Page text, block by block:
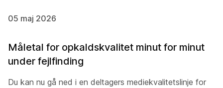
05 maj 2026
Måletal for opkaldskvalitet minut for minut
under fejlfinding
Du kan nu gå ned i en deltagers mediekvalitetslinje for